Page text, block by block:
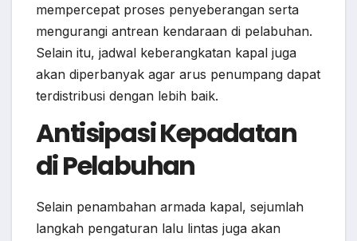
mempercepat proses penyeberangan serta
mengurangi antrean kendaraan di pelabuhan.
Selain itu, jadwal keberangkatan kapal juga
akan diperbanyak agar arus penumpang dapat
terdistribusi dengan lebih baik.
Antisipasi Kepadatan
di Pelabuhan
Selain penambahan armada kapal, sejumlah
langkah pengaturan lalu lintas juga akan